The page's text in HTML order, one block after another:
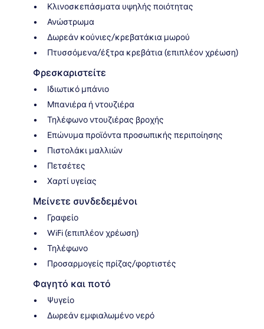
Κλινοσκεπάσματα υψηλής ποιότητας
Ανώστρωμα
Δωρεάν κούνιες/κρεβατάκια μωρού
Πτυσσόμενα/έξτρα κρεβάτια (επιπλέον χρέωση)
Φρεσκαριστείτε
Ιδιωτικό μπάνιο
Μπανιέρα ή ντουζιέρα
Τηλέφωνο ντουζιέρας βροχής
Επώνυμα προϊόντα προσωπικής περιποίησης
Πιστολάκι μαλλιών
Πετσέτες
Χαρτί υγείας
Μείνετε συνδεδεμένοι
Γραφείο
WiFi (επιπλέον χρέωση)
Τηλέφωνο
Προσαρμογείς πρίζας/φορτιστές
Φαγητό και ποτό
Ψυγείο
Δωρεάν εμφιαλωμένο νερό